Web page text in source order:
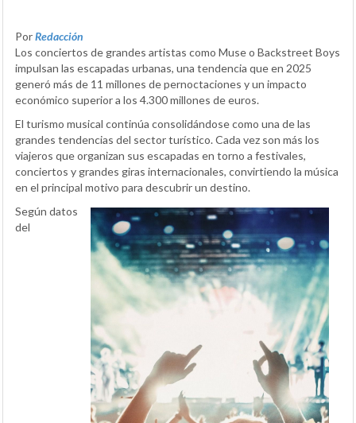
PorRedacción
Los conciertos de grandes artistas como Muse o Backstreet Boys
impulsan las escapadas urbanas, una tendencia que en 2025
generó más de 11 millones de pernoctaciones y un impacto
económico superior a los 4.300 millones de euros.
El turismo musical continúa consolidándose como una de las
grandes tendencias del sector turístico. Cada vez son más los
viajeros que organizan sus escapadas en torno a festivales,
conciertos y grandes giras internacionales, convirtiendo la música
en el principal motivo para descubrir un destino.
Según datos
del